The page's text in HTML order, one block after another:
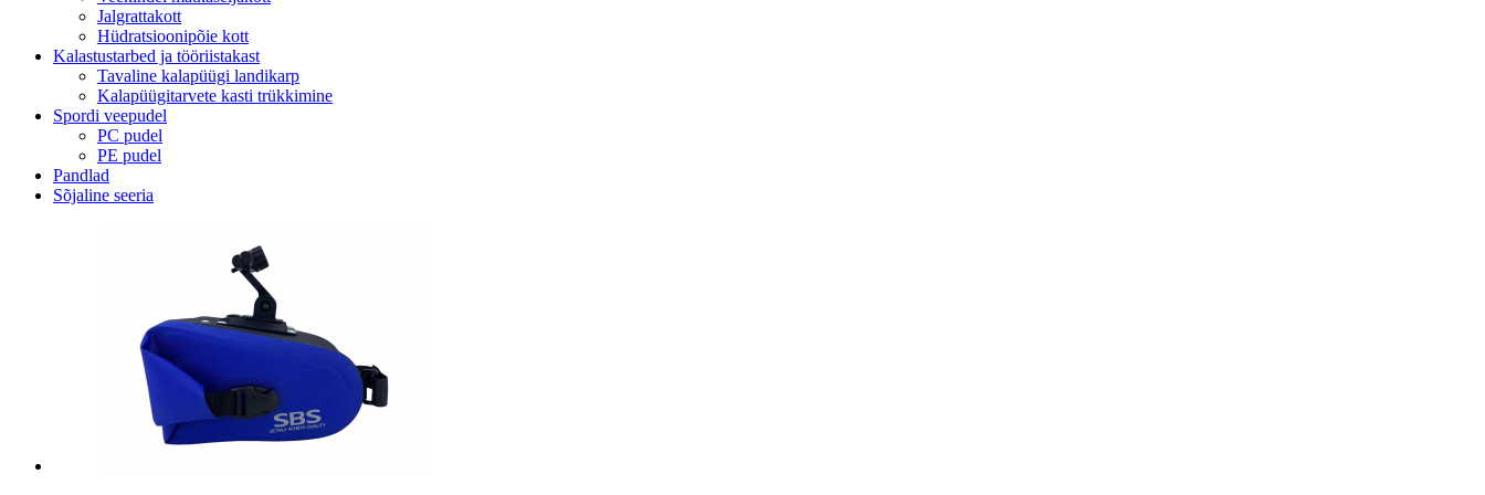
Jalgrattakott
Hüdratsioonipõie kott
Kalastustarbed ja tööriistakast
Tavaline kalapüügi landikarp
Kalapüügitarvete kasti trükkimine
Spordi veepudel
PC pudel
PE pudel
Pandlad
Sõjaline seeria